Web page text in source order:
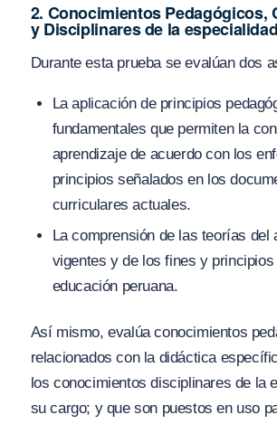
2. Conocimientos Pedagógicos,
y Disciplinares de la especialidad
Durante esta prueba se evalúan dos
La aplicación de principios
fundamentales que permiten la
aprendizaje de acuerdo con los
principios señalados en los
curriculares actuales.
La comprensión de las teorías del
vigentes y de los fines y principios
educación peruana.
Así mismo, evalúa conocimientos
relacionados con la didáctica
los conocimientos disciplinares de la
su cargo; y que son puestos en uso